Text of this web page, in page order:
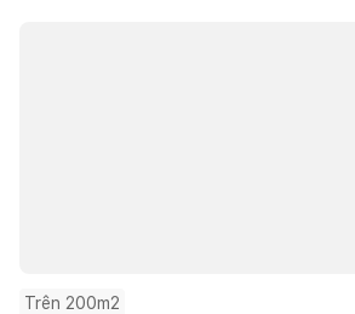
Trên 200m2